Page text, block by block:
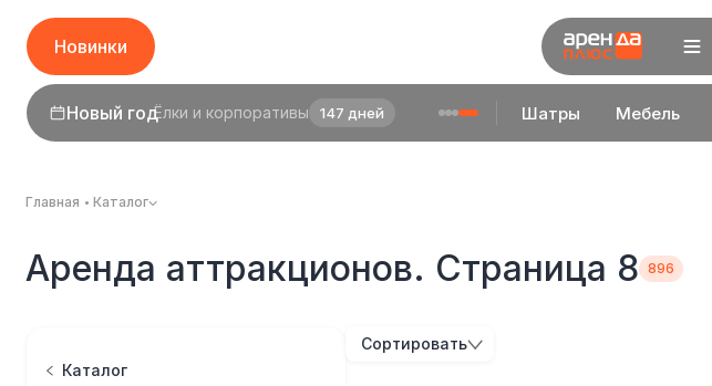
Новинки
1 сентябряДень знаний 25 дней
Шатры Мебель
Главная Каталог
Аренда аттракционов. Страница 8
Каталог
Сортировать